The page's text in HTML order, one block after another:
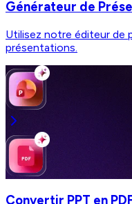
Générateur de
Utilisez notre éditeur de
présentations.
Convertir PPT en